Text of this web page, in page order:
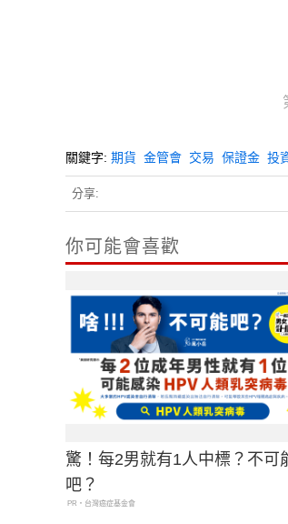
關鍵字: 期貨 金管會 交易 保證金 投
分享:
你可能會喜歡
驚！每2男就有1人中標？不可
吧？
PR・台灣癌症基金會